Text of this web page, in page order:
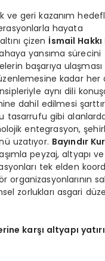
ve geri kazanım
hayata
çizen İsmail Hakkı
yansıma sürecini
başarıya ulaşması
kadar her
aynı dili
dahil edilmesi
tasarrufu gibi
entegrasyon,
uzatıyor. Bayındır
peyzaj, altyapı ve
tek elden
organizasyonlarının
zorlukları asgari
karşı altyapı